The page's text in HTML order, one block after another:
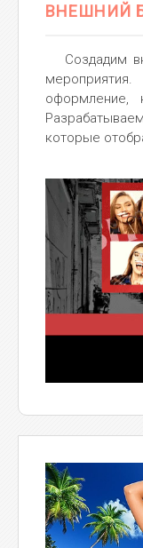
ВНЕШНИЙ
Создадим
оформление,
которые